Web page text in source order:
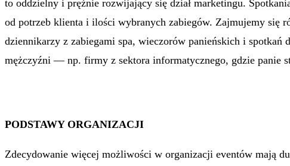
to oddzielny i prężnie rozwijający się dział marketingu.
od potrzeb klienta i ilości wybranych zabiegów. Zajmujemy się
dziennikarzy z zabiegami spa, wieczorów panieńskich i
mężczyźni — np. firmy z sektora informatycznego, gdzie panie
PODSTAWY ORGANIZACJI
Zdecydowanie więcej możliwości w organizacji eventów mają